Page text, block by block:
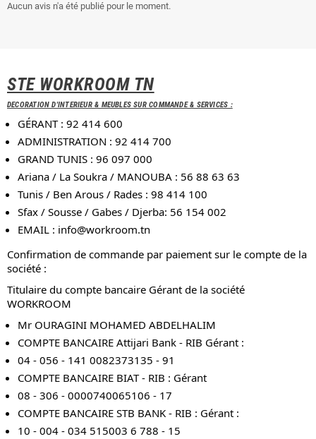
Aucun avis n'a été publié pour le moment.
STE WORKROOM TN
DECORATION D'INTERIEUR & MEUBLES SUR COMMANDE & SERVICES :
GÉRANT : 92 414 600
ADMINISTRATION : 92 414 700
GRAND TUNIS : 96 097 000
Ariana / La Soukra / MANOUBA : 56 88 63 63
Tunis / Ben Arous / Rades : 98 414 100
Sfax / Sousse / Gabes / Djerba: 56 154 002
EMAIL : info@workroom.tn
Confirmation de commande par paiement sur le compte de la
société :
Titulaire du compte bancaire Gérant de la société
WORKROOM
Mr OURAGINI MOHAMED ABDELHALIM
COMPTE BANCAIRE Attijari Bank - RIB Gérant :
04 - 056 - 141 0082373135 - 91
COMPTE BANCAIRE BIAT - RIB : Gérant
08 - 306 - 0000740065106 - 17
COMPTE BANCAIRE STB BANK - RIB : Gérant :
10 - 004 - 034 515003 6 788 - 15